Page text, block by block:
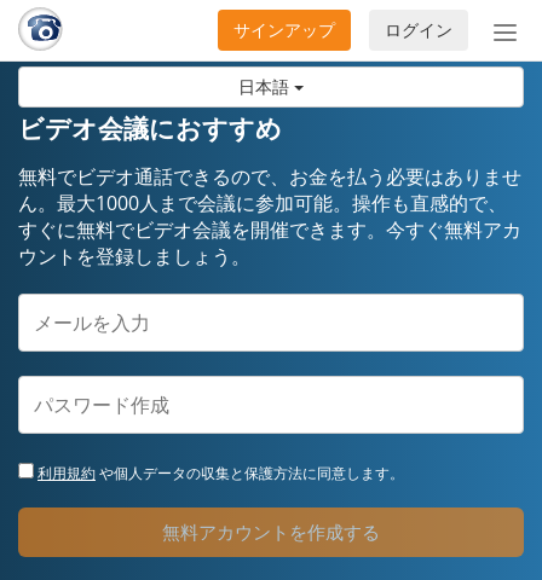
日本語
ナ
ビ
ョ
の
ログイン
サインアップ
ビデオ会議におすすめ
無料でビデオ通話できるので、お金を払う必要はありませ
ん。最大1000人まで会議に参加可能。操作も直感的で、
すぐに無料でビデオ会議を開催できます。今すぐ無料アカ
ウントを登録しましょう。
利用規約や個人データの収集と保護方法に同意します。
無料アカウントを作成する